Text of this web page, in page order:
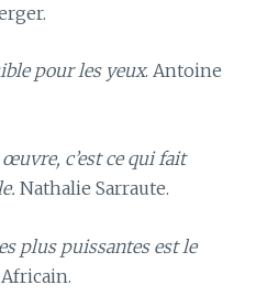
pour les yeux. Antoine
c’est ce qui fait
Nathalie Sarraute.
plus puissantes est le